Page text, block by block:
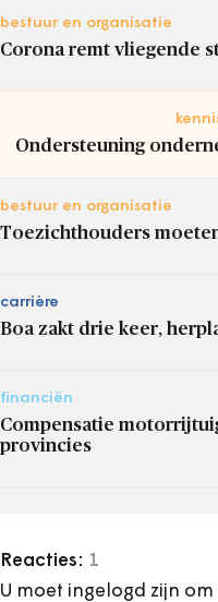
bestuur en organisatie
Corona remt vliegende
Ondersteuning
bestuur en organisatie
Toezichthouders
carrière
Boa zakt drie keer,
financiën
Compensatie
provincies
Reacties: 1
U moet ingelogd zijn